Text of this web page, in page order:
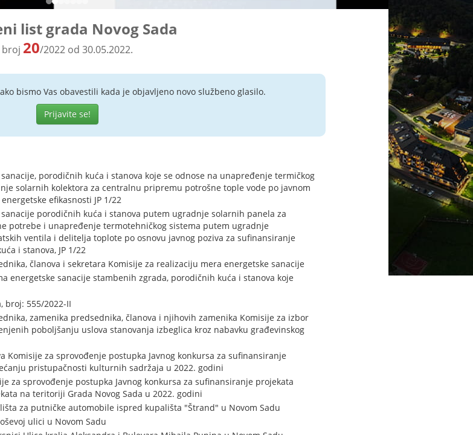
list grada Novog Sada
broj 20/2022 od 30.05.2022.
bismo Vas obavestili kada je objavljeno novo službeno glasilo.
Prijavite se!
porodičnih kuća i stanova koje se odnose na unapređenje termičkog
solarnih kolektora za centralnu pripremu potrošne tople vode po javnom
efikasnosti JP 1/22
porodičnih kuća i stanova putem ugradnje solarnih panela za
potrebe i unapređenje termotehničkog sistema putem ugradnje
ventila i delitelja toplote po osnovu javnog poziva za sufinansiranje
i stanova, JP 1/22
članova i sekretara Komisije za realizaciju mera energetske sanacije
energetske sanacije stambenih zgrada, porodičnih kuća i stanova koje
broj: 555/2022-II
zamenika predsednika, članova i njihovih zamenika Komisije za izbor
poboljšanju uslova stanovanja izbeglica kroz nabavku građevinskog
Komisije za sprovođenje postupka Javnog konkursa za sufinansiranje
pristupačnosti kulturnih sadržaja u 2022. godini
za sprovođenje postupka Javnog konkursa za sufinansiranje projekata
na teritoriji Grada Novog Sada u 2022. godini
za putničke automobile ispred kupališta "Štrand" u Novom Sadu
ulici u Novom Sadu